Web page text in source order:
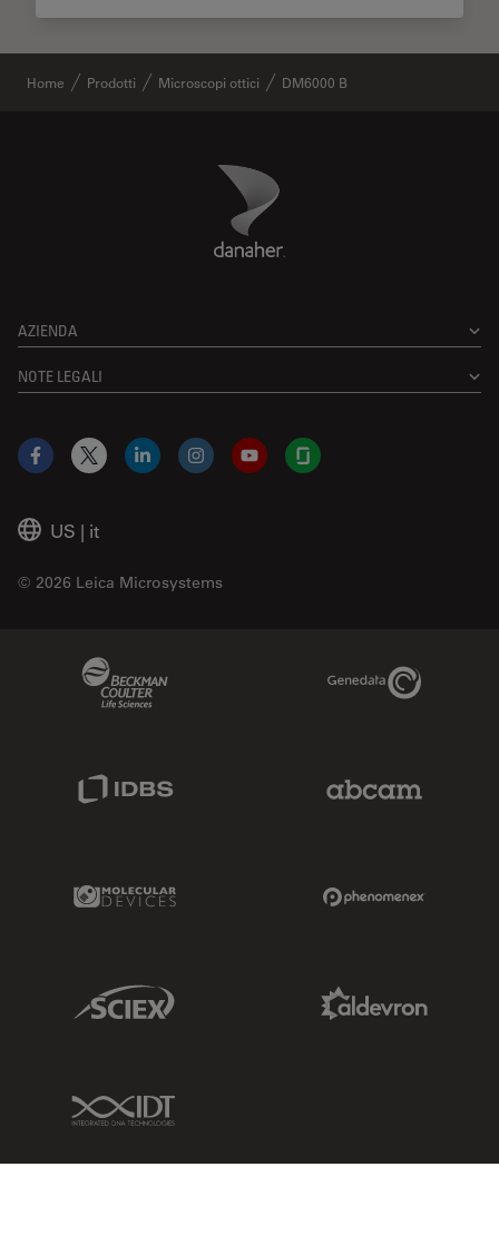
Home Prodotti Microscopi ottici DM6000 B
Danaher Logo
AZIENDA
NOTE LEGALI
US | it
© 2026 Leica Microsystems
Facebook
X LinkedInInstagramYouTubeGlassdoor
Genedata Link
Molecular Devices Link
Sciex Link
IDT Link